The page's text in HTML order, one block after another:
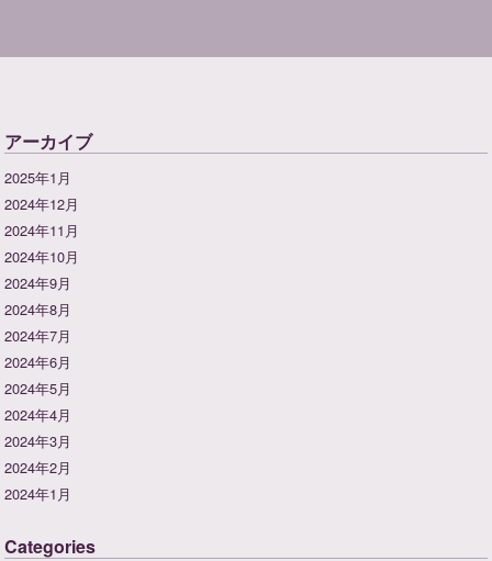
アーカイブ
2025年1月
2024年12月
2024年11月
2024年10月
2024年9月
2024年8月
2024年7月
2024年6月
2024年5月
2024年4月
2024年3月
2024年2月
2024年1月
Categories